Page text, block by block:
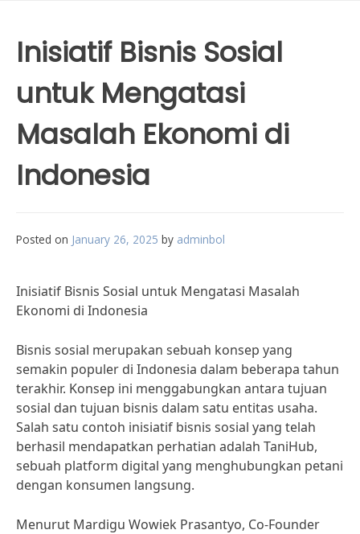
Inisiatif Bisnis Sosial
untuk Mengatasi
Masalah Ekonomi di
Indonesia
Posted on January 26, 2025 by adminbol
Inisiatif Bisnis Sosial untuk Mengatasi Masalah
Ekonomi di Indonesia
Bisnis sosial merupakan sebuah konsep yang
semakin populer di Indonesia dalam beberapa tahun
terakhir. Konsep ini menggabungkan antara tujuan
sosial dan tujuan bisnis dalam satu entitas usaha.
Salah satu contoh inisiatif bisnis sosial yang telah
berhasil mendapatkan perhatian adalah TaniHub,
sebuah platform digital yang menghubungkan petani
dengan konsumen langsung.
Menurut Mardigu Wowiek Prasantyo, Co-Founder